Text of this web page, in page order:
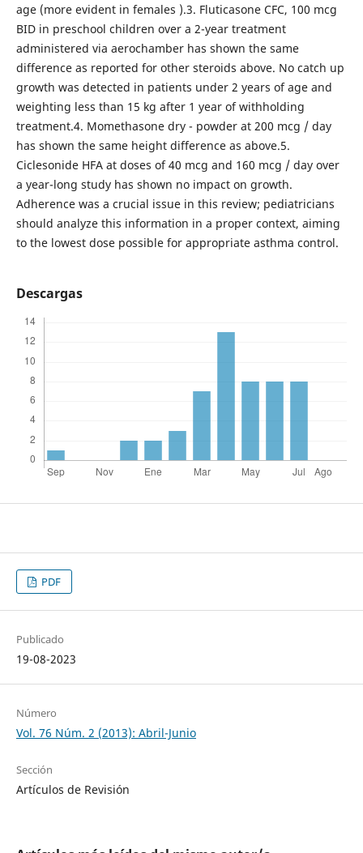
age (more evident in females ).3. Fluticasone CFC, 100 mcg
BID in preschool children over a 2-year treatment
administered via aerochamber has shown the same
difference as reported for other steroids above. No catch up
growth was detected in patients under 2 years of age and
weighting less than 15 kg after 1 year of withholding
treatment.4. Momethasone dry - powder at 200 mcg / day
has shown the same height difference as above.5.
Ciclesonide HFA at doses of 40 mcg and 160 mcg / day over
a year-long study has shown no impact on growth.
Adherence was a crucial issue in this review; pediatricians
should analyze this information in a proper context, aiming
to the lowest dose possible for appropriate asthma control.
Descargas
PDF
Publicado
19-08-2023
Número
Vol. 76 Núm. 2 (2013): Abril-Junio
Sección
Artículos de Revisión